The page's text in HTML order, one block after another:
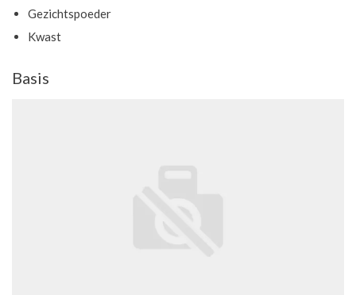
Gezichtspoeder
Kwast
Basis